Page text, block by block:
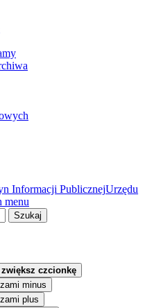
Informacji PublicznejUrzędu
menu
zwiększ czcionkę
minus
plus